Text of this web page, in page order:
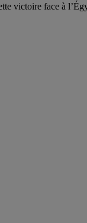
victoire face à